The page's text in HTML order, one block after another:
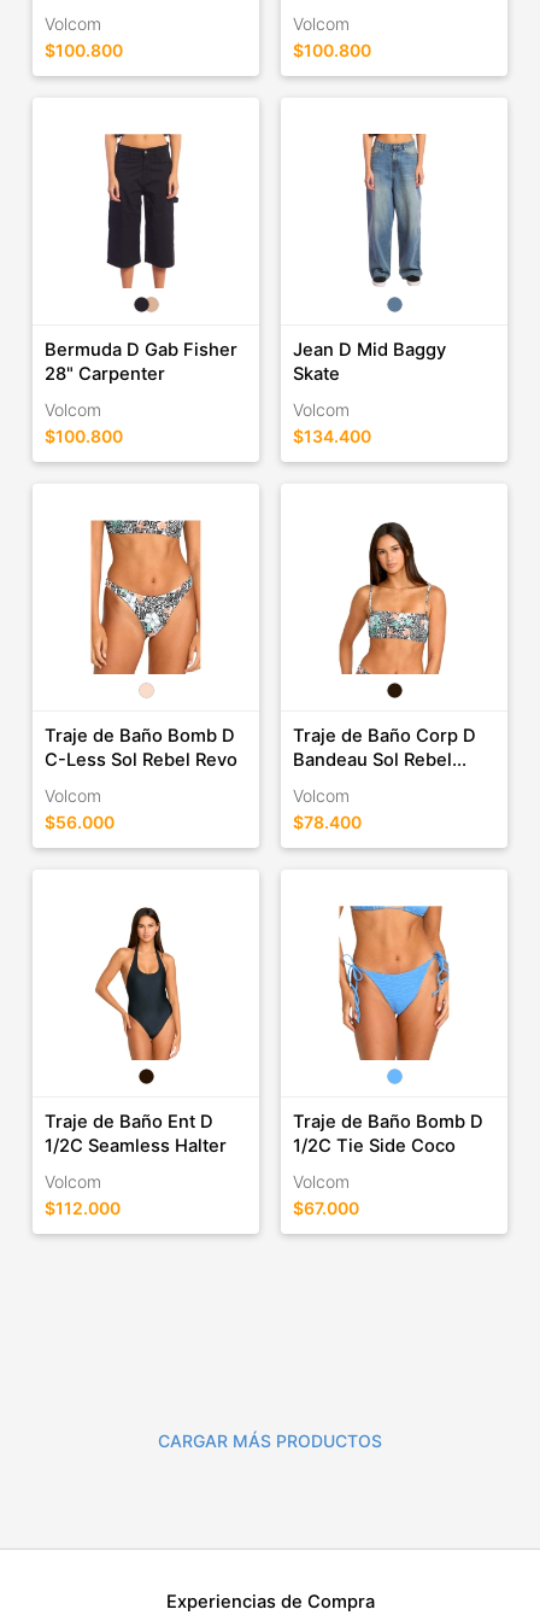
Volcom
$100.800
Volcom
$100.800
Bermuda D Gab Fisher
28" Carpenter
Volcom
$100.800
Jean D Mid Baggy
Skate
Volcom
$134.400
Traje de Baño Bomb D
C-Less Sol Rebel Revo
Volcom
$56.000
Traje de Baño Corp D
Bandeau Sol Rebel...
Volcom
$78.400
Traje de Baño Ent D
1/2C Seamless Halter
Volcom
$112.000
Traje de Baño Bomb D
1/2C Tie Side Coco
Volcom
$67.000
CARGAR MÁS PRODUCTOS
Experiencias de Compra